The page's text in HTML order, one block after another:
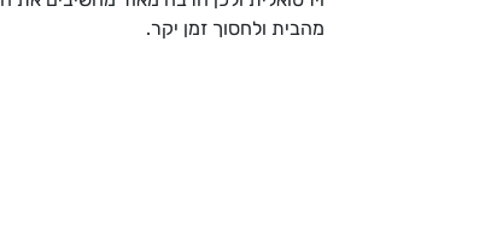
מהבית ולחסוך זמן יקר.